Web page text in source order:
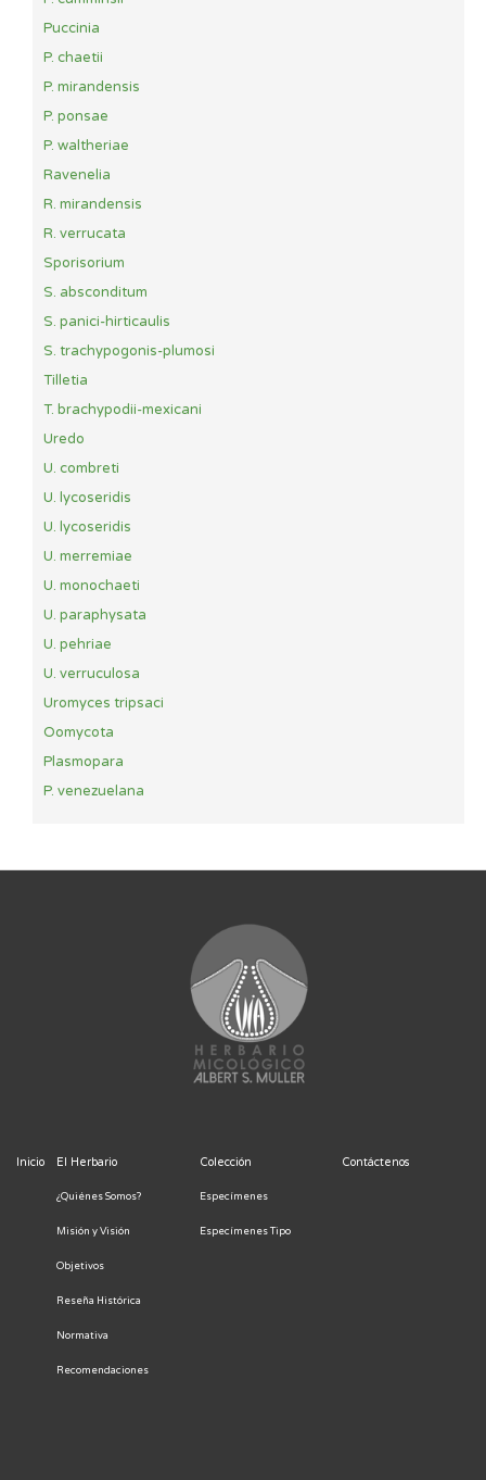
Puccinia
P. chaetii
P. mirandensis
P. ponsae
P. waltheriae
Ravenelia
R. mirandensis
R. verrucata
Sporisorium
S. absconditum
S. panici-hirticaulis
S. trachypogonis-plumosi
Tilletia
T. brachypodii-mexicani
Uredo
U. combreti
U. lycoseridis
U. lycoseridis
U. merremiae
U. monochaeti
U. paraphysata
U. pehriae
U. verruculosa
Uromyces tripsaci
Oomycota
Plasmopara
P. venezuelana
Inicio El Herbario
¿Quiénes Somos?
Misión y Visión
Objetivos
Reseña Histórica
Normativa
Recomendaciones
Colección
Especímenes
Especímenes Tipo
Contáctenos